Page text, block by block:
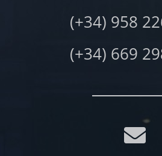
(+34) 958
(+34) 669